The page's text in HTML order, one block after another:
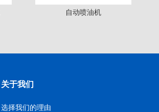
自动喷油机
关于我们
选择我们的理由